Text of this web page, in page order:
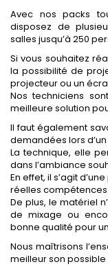
Avec nos packs
disposez de
salles jusqu’à 250
Si vous souhaitez
la possibilité de
projecteur ou un
Nos techniciens
meilleure solution
Il faut également
demandées lors
La technique, elle
dans l’ambiance
En effet, il s’agit
réelles compétences.
De plus, le matériel
de mixage ou
bonne qualité pour
Nous maîtrisons
meilleur son